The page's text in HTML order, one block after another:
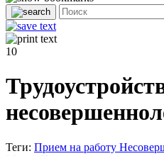
10
Теги: Прием на работу